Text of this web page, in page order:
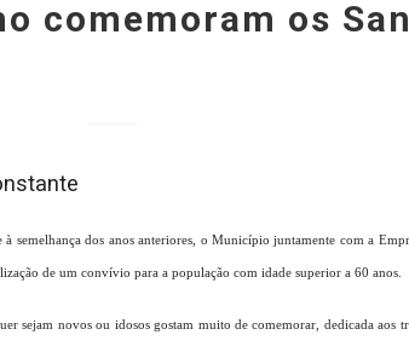
comemoram os
semelhança dos anos anteriores, o Município juntamente com a
de um convívio para a população com idade superior a 60 anos.
sejam novos ou idosos gostam muito de comemorar, dedicada aos